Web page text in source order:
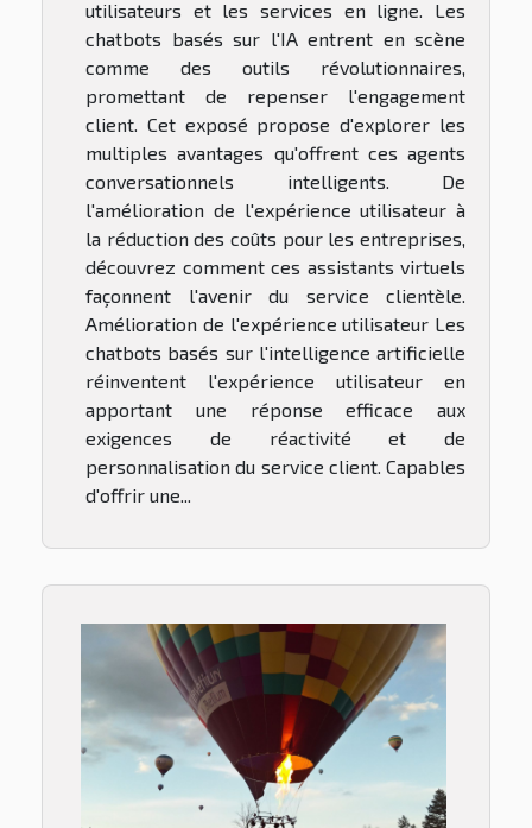
utilisateurs et les services en ligne. Les
chatbots basés sur l'IA entrent en scène
comme des outils révolutionnaires,
promettant de repenser l'engagement
client. Cet exposé propose d'explorer les
multiples avantages qu'offrent ces agents
conversationnels intelligents. De
l'amélioration de l'expérience utilisateur à
la réduction des coûts pour les entreprises,
découvrez comment ces assistants virtuels
façonnent l'avenir du service clientèle.
Amélioration de l'expérience utilisateur Les
chatbots basés sur l'intelligence artificielle
réinventent l'expérience utilisateur en
apportant une réponse efficace aux
exigences de réactivité et de
personnalisation du service client. Capables
d'offrir une...